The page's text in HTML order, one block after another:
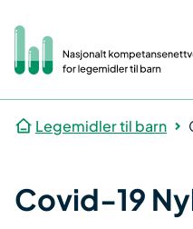
Legemidler til barn
Covid-19